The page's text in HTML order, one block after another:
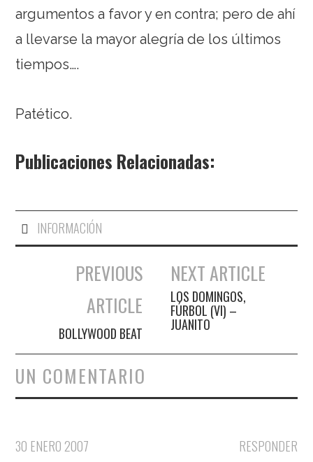
argumentos a favor y en contra; pero de ahí
a llevarse la mayor alegría de los últimos
tiempos….
Patético.
Publicaciones Relacionadas:
INFORMACIÓN
Navegación de entradas
PREVIOUS
ARTICLE
BOLLYWOOD BEAT
NEXT ARTICLE
LOS DOMINGOS,
FÚRBOL (VI) –
JUANITO
UN COMENTARIO
RESPONDER
30 ENERO 2007